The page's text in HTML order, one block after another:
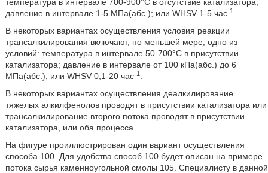
давление в интервале 1-5 МПа(абс.); или WHSV 1-5 час-1.
В некоторых вариантах осуществления условия реакции
трансалкилирования включают, по меньшей мере, одно из
условий: температура в интервале 50-700°C в присутствии
катализатора; давление в интервале от 100 кПа(абс.) до 6
МПа(абс.); или WHSV 0,1-20 час-1.
В некоторых вариантах осуществления деалкилирование
тяжелых алкилфенолов проводят в присутствии катализатора или
трансалкилирование второго потока проводят в присутствии
катализатора, или оба процесса.
На фигуре проиллюстрирован один вариант осуществления
способа 100. Для удобства способ 100 будет описан на примере
потока сырья каменноугольной смолы 105. Специалисту в данной